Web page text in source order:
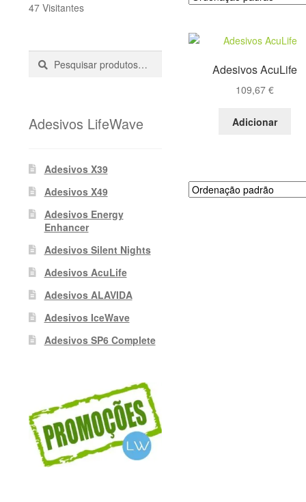
Adesivos AcuLife
109,67€
Adicionar
47 Visitantes
Pesquisar
Pesquisa
Adesivos LifeWave
Adesivos X39
Adesivos X49
Adesivos Energy
Enhancer
Adesivos Silent Nights
Adesivos AcuLife
Adesivos ALAVIDA
Adesivos IceWave
Adesivos SP6 Complete